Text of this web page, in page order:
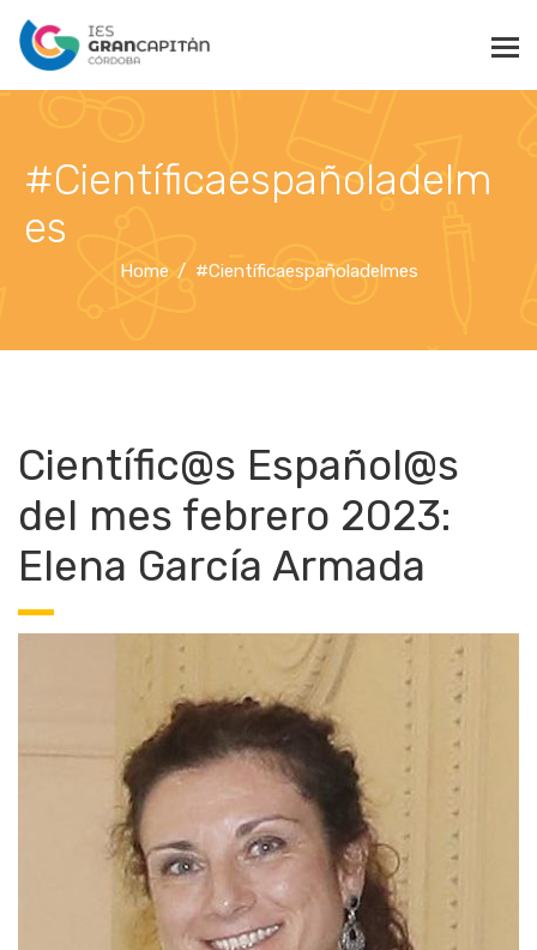
#Científicaespañoladelm
es
Home #Científicaespañoladelmes
Científic@s Español@s
del mes febrero 2023:
Elena García Armada